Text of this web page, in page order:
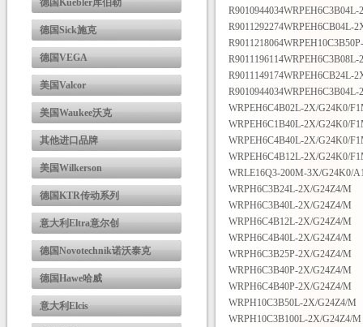
德国Kuebler库伯勒
德国Sick施克
德国VEGA
美国Valcor
美国Waukee沃克
其他进口品牌
美国Wilkerson
德国KTR传动系列
意大利Eltra意尔创
德国Novotechnik诺沃泰克
德国Hawe哈威
意大利Elcis
R9011292274WRPEH6CB04L-
R9011149174WRPEH6CB24L-
WRPEH6C4B02L-2X/G24K0/
WRPEH6C1B40L-2X/G24K0/
WRPEH6C4B40L-2X/G24K0/
WRPEH6C4B12L-2X/G24K0/
WRLE16Q3-200M-3X/G24K0/
WRPH6C3B24L-2X/G24Z4/M
WRPH6C3B40L-2X/G24Z4/M
WRPH6C4B12L-2X/G24Z4/M
WRPH6C4B40L-2X/G24Z4/M
WRPH6C3B25P-2X/G24Z4/M
WRPH6C3B40P-2X/G24Z4/M
WRPH6C4B40P-2X/G24Z4/M
WRPH10C3B50L-2X/G24Z4/M
WRPH10C3B100L-2X/G24Z4/M